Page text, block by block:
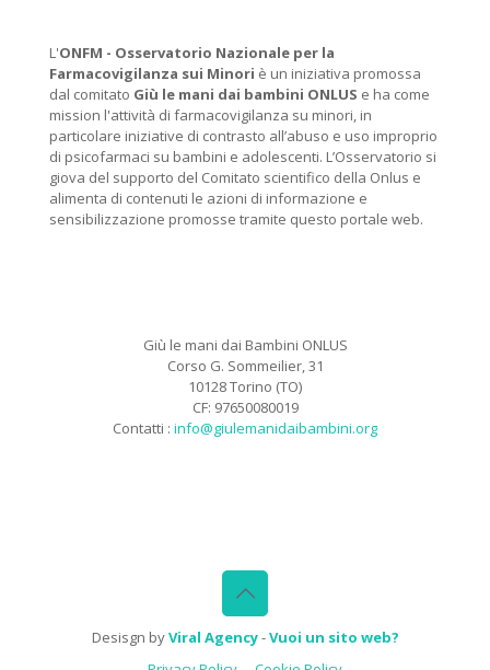
L'ONFM - Osservatorio Nazionale per la
Farmacovigilanza sui Minori è un iniziativa promossa
dal comitato Giù le mani dai bambini ONLUS e ha come
mission l'attività di farmacovigilanza su minori, in
particolare iniziative di contrasto all’abuso e uso improprio
di psicofarmaci su bambini e adolescenti. L’Osservatorio si
giova del supporto del Comitato scientifico della Onlus e
alimenta di contenuti le azioni di informazione e
sensibilizzazione promosse tramite questo portale web.
Giù le mani dai Bambini ONLUS
Corso G. Sommeilier, 31
10128 Torino (TO)
CF: 97650080019
Contatti : info@giulemanidaibambini.org
Desisgn byViral Agency-Vuoi un sito web?